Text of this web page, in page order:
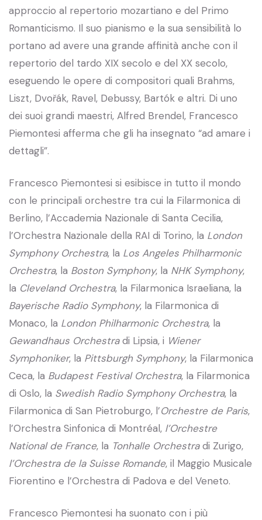
approccio al repertorio mozartiano e del Primo
Romanticismo. Il suo pianismo e la sua sensibilità lo
portano ad avere una grande affinità anche con il
repertorio del tardo XIX secolo e del XX secolo,
eseguendo le opere di compositori quali Brahms,
Liszt, Dvořák, Ravel, Debussy, Bartók e altri. Di uno
dei suoi grandi maestri, Alfred Brendel, Francesco
Piemontesi afferma che gli ha insegnato “ad amare i
dettagli”.
Francesco Piemontesi si esibisce in tutto il mondo
con le principali orchestre tra cui la Filarmonica di
Berlino, l’Accademia Nazionale di Santa Cecilia,
l’Orchestra Nazionale della RAI di Torino, la London
Symphony Orchestra, la Los Angeles Philharmonic
Orchestra, la Boston Symphony, la NHK Symphony,
la Cleveland Orchestra, la Filarmonica Israeliana, la
Bayerische Radio Symphony, la Filarmonica di
Monaco, la London Philharmonic Orchestra, la
Gewandhaus Orchestradi Lipsia, i Wiener
Symphoniker, la Pittsburgh Symphony, la Filarmonica
Ceca, la Budapest Festival Orchestra, la Filarmonica
di Oslo, la Swedish Radio Symphony Orchestra, la
Filarmonica di San Pietroburgo, l’Orchestre de Paris,
l’Orchestra Sinfonica di Montréal, l’Orchestre
National de France, la Tonhalle Orchestradi Zurigo,
l’Orchestra de la Suisse Romande, il Maggio Musicale
Fiorentino e l’Orchestra di Padova e del Veneto.
Francesco Piemontesi ha suonato con i più